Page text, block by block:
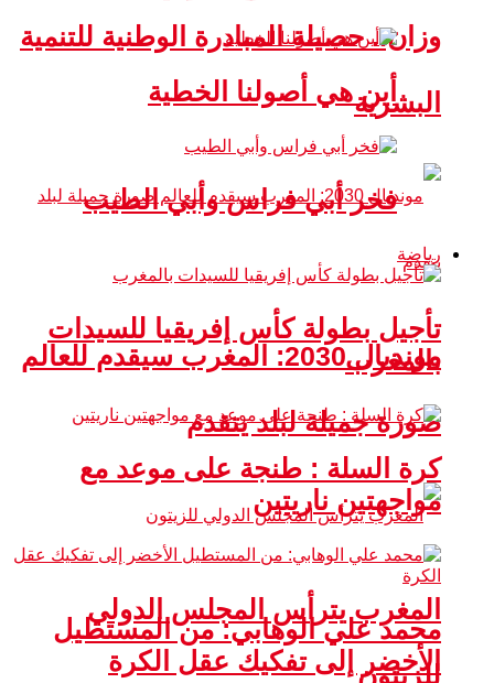
وزان.. حصيلة المبادرة الوطنية للتنمية
البشرية
مونديال 2030: المغرب سيقدم للعالم
صورة جميلة لبلد يتقدم
المغرب يترأس المجلس الدولي
للزيتون
أين هي أصولنا الخطية
فخر أبي فراس وأبي الطيب
رياضة
تأجيل بطولة كأس إفريقيا للسيدات
بالمغرب
كرة السلة : طنجة على موعد مع
مواجهتين ناريتين
محمد علي الوهابي: من المستطيل
الأخضر إلى تفكيك عقل الكرة